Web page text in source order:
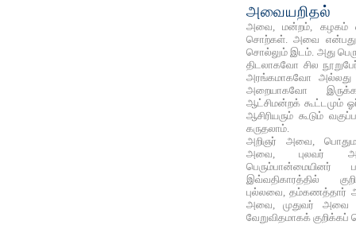
அவையறிதல்
அவை, மன்றம், கழகம்
சொற்கள். அவை என்பது
சொல்லும் இடம். அது
திடலாகவோ சில
அரங்கமாகவோ அல்லது
அறையாகவோ
ஆட்சிமன்றக் கூட்டமும்
ஆசிரியரும் கூடும்
கருதலாம்.
அறிஞர் அவை,
அவை, புலவர்
பெரும்பான்மையினர்
இவ்வதிகாரத்தில்
புல்லவை, தம்கணத்தார்
அவை, முதுவர் அவை
வேறுவிதமாகக் குறிக்கப்